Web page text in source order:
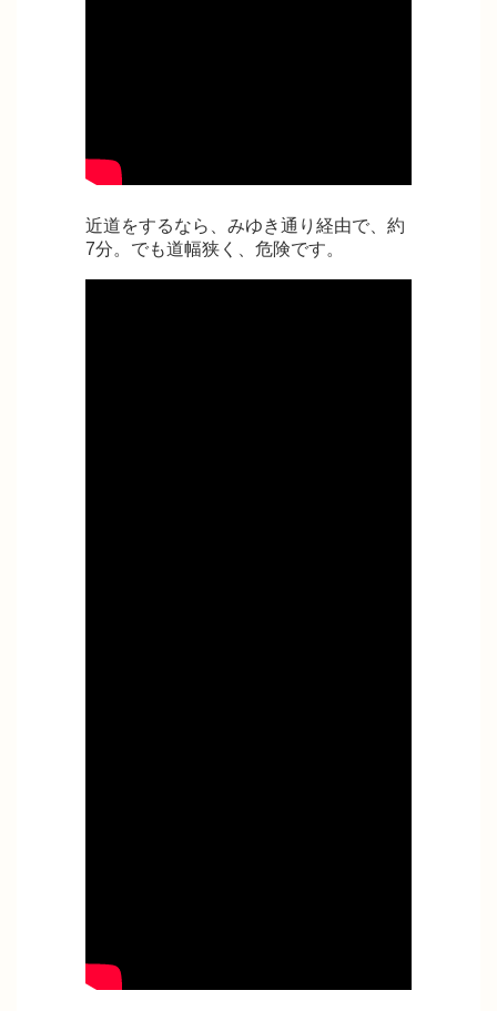
近道をするなら、みゆき通り経由で、約
7分。でも道幅狭く、危険です。